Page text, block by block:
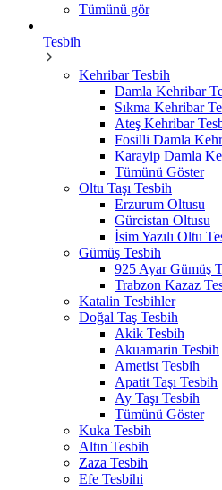
Tümünü gör
Tesbih
Kehribar Tesbih
Damla Kehribar
Sıkma Kehribar
Ateş Kehribar
Fosilli Damla
Karayip Damla
Tümünü Göster
Oltu Taşı Tesbih
Erzurum Oltusu
Gürcistan Oltusu
İsim Yazılı Oltu
Gümüş Tesbih
925 Ayar Gümüş
Trabzon Kazaz
Katalin Tesbihler
Doğal Taş Tesbih
Akik Tesbih
Akuamarin Tesbih
Ametist Tesbih
Apatit Taşı Tesbih
Ay Taşı Tesbih
Tümünü Göster
Kuka Tesbih
Altın Tesbih
Zaza Tesbih
Efe Tesbihi